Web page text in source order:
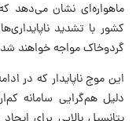
ماهواره‌ای نشان می‌دهد
کشور با تشدید
گردوخاک مواجه خواهند
این موج ناپایدار که در
دلیل هم‌گرایی سامانه